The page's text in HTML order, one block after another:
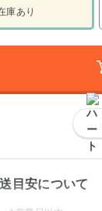
庫あり
目安について